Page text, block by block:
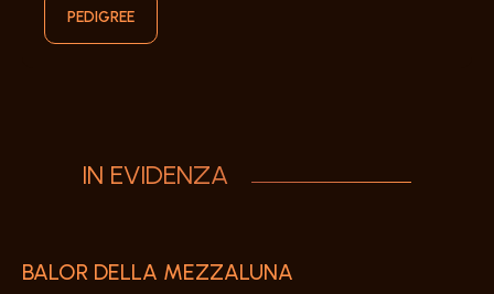
PEDIGREE
IN EVIDENZA
BALOR DELLA MEZZALUNA